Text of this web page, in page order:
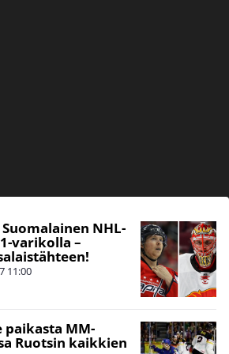
NHL-
varikolla –
11:00
MM-
Ruotsin kaikkien